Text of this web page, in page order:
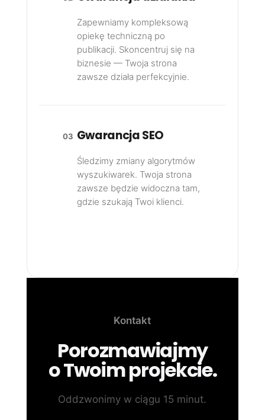
Zapewniamy kompleksową
opiekę techniczną po
publikacji. Skoncentruj się na
biznesie — Twoja strona
zawsze działa perfekcyjnie.
03 Gwarancja SEO
Śledzimy zmiany algorytmów
wyszukiwarek. Twoja strona
zawsze będzie widoczna tam,
gdzie szukają Twoi klienci.
Kontakt
Porozmawiajmy
o Twoim projekcie.
Oddzwonimy w ciągu 15 minut.